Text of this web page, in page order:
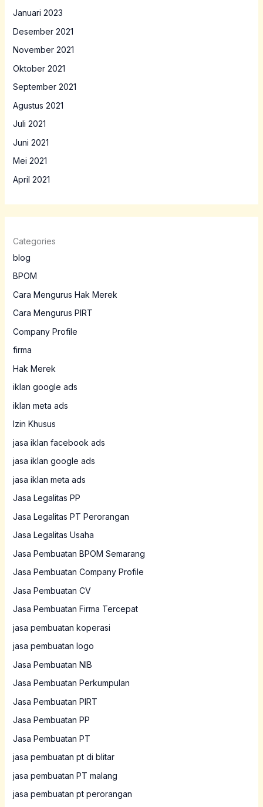
Januari 2023
Desember 2021
November 2021
Oktober 2021
September 2021
Agustus 2021
Juli 2021
Juni 2021
Mei 2021
April 2021
Categories
blog
BPOM
Cara Mengurus Hak Merek
Cara Mengurus PIRT
Company Profile
firma
Hak Merek
iklan google ads
iklan meta ads
Izin Khusus
jasa iklan facebook ads
jasa iklan google ads
jasa iklan meta ads
Jasa Legalitas PP
Jasa Legalitas PT Perorangan
Jasa Legalitas Usaha
Jasa Pembuatan BPOM Semarang
Jasa Pembuatan Company Profile
Jasa Pembuatan CV
Jasa Pembuatan Firma Tercepat
jasa pembuatan koperasi
jasa pembuatan logo
Jasa Pembuatan NIB
Jasa Pembuatan Perkumpulan
Jasa Pembuatan PIRT
Jasa Pembuatan PP
Jasa Pembuatan PT
jasa pembuatan pt di blitar
jasa pembuatan PT malang
jasa pembuatan pt perorangan